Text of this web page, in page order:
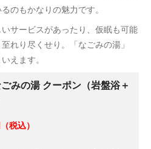
のもかなりの魅力です。
サービスがあったり、仮眠も可能
れり尽くせり。「なごみの湯」
えます。
みの湯 クーポン（岩盤浴＋
税込）